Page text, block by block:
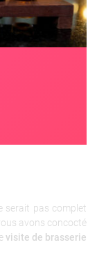
serait pas complet
avons concocté
visite de brasserie